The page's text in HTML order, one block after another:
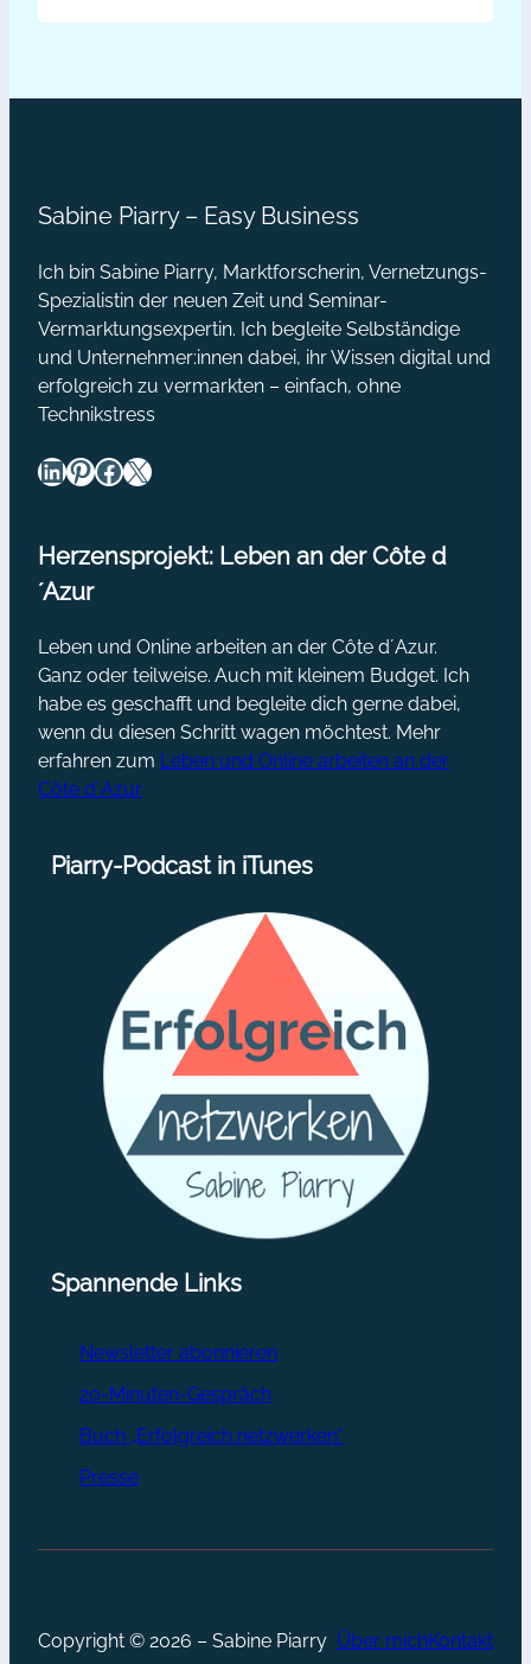
andere Dinge als andere? Statt blind
über was wir uns…
besonders?
Sabine Piarry – Easy Business
Ich bin Sabine Piarry, Marktforscherin, Vernetzungs-
Spezialistin der neuen Zeit und Seminar-
Vermarktungsexpertin. Ich begleite Selbständige
und Unternehmer:innen dabei, ihr Wissen digital und
erfolgreich zu vermarkten – einfach, ohne
Technikstress
LinkedIn Pinterest Facebook X
Herzensprojekt: Leben an der Côte d
´Azur
Leben und Online arbeiten an der Côte d´Azur.
Ganz oder teilweise. Auch mit kleinem Budget. Ich
habe es geschafft und begleite dich gerne dabei,
wenn du diesen Schritt wagen möchtest. Mehr
erfahren zum Leben und Online arbeiten an der
Côte d´Azur
Piarry-Podcast in iTunes
Spannende Links
Newsletter abonnieren
20-Minuten-Gespräch
Buch „Erfolgreich netzwerken“
Presse
Copyright © 2026 – Sabine Piarry Über michKontakt